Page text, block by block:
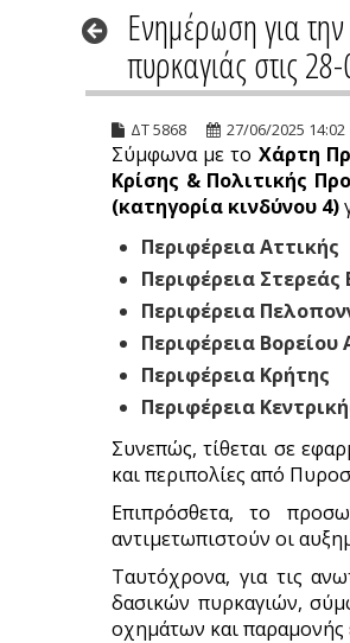
Ενημέρωση για
πυρκαγιάς στις
ΔΤ 5868 27/06/2025 14:02
Σύμφωνα με το Χάρτη
Κρίσης & Πολιτικής
(κατηγορία κινδύνου 4)
Περιφέρεια Αττικής
Περιφέρεια
Περιφέρεια
Περιφέρεια Βορείου
Περιφέρεια Κρήτης
Περιφέρεια
Συνεπώς, τίθεται σε
και περιπολίες από
Επιπρόσθετα, το
αντιμετωπιστούν οι
Ταυτόχρονα, για τις
δασικών πυρκαγιών,
οχημάτων και παραμονής